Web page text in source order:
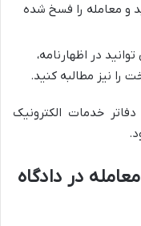
و معامله را فسخ شده
در اظهارنامه،
را نیز مطالبه کنید.
خدمات الکترونیک
در دادگاه